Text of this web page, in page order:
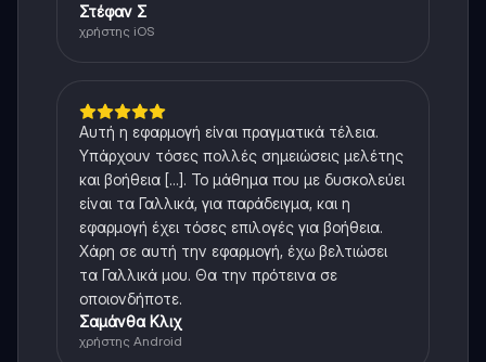
Στέφαν Σ
χρήστης iOS
Αυτή η εφαρμογή είναι πραγματικά τέλεια.
Υπάρχουν τόσες πολλές σημειώσεις μελέτης
και βοήθεια [...]. Το μάθημα που με δυσκολεύει
είναι τα Γαλλικά, για παράδειγμα, και η
εφαρμογή έχει τόσες επιλογές για βοήθεια.
Χάρη σε αυτή την εφαρμογή, έχω βελτιώσει
τα Γαλλικά μου. Θα την πρότεινα σε
οποιονδήποτε.
Σαμάνθα Κλιχ
χρήστης Android